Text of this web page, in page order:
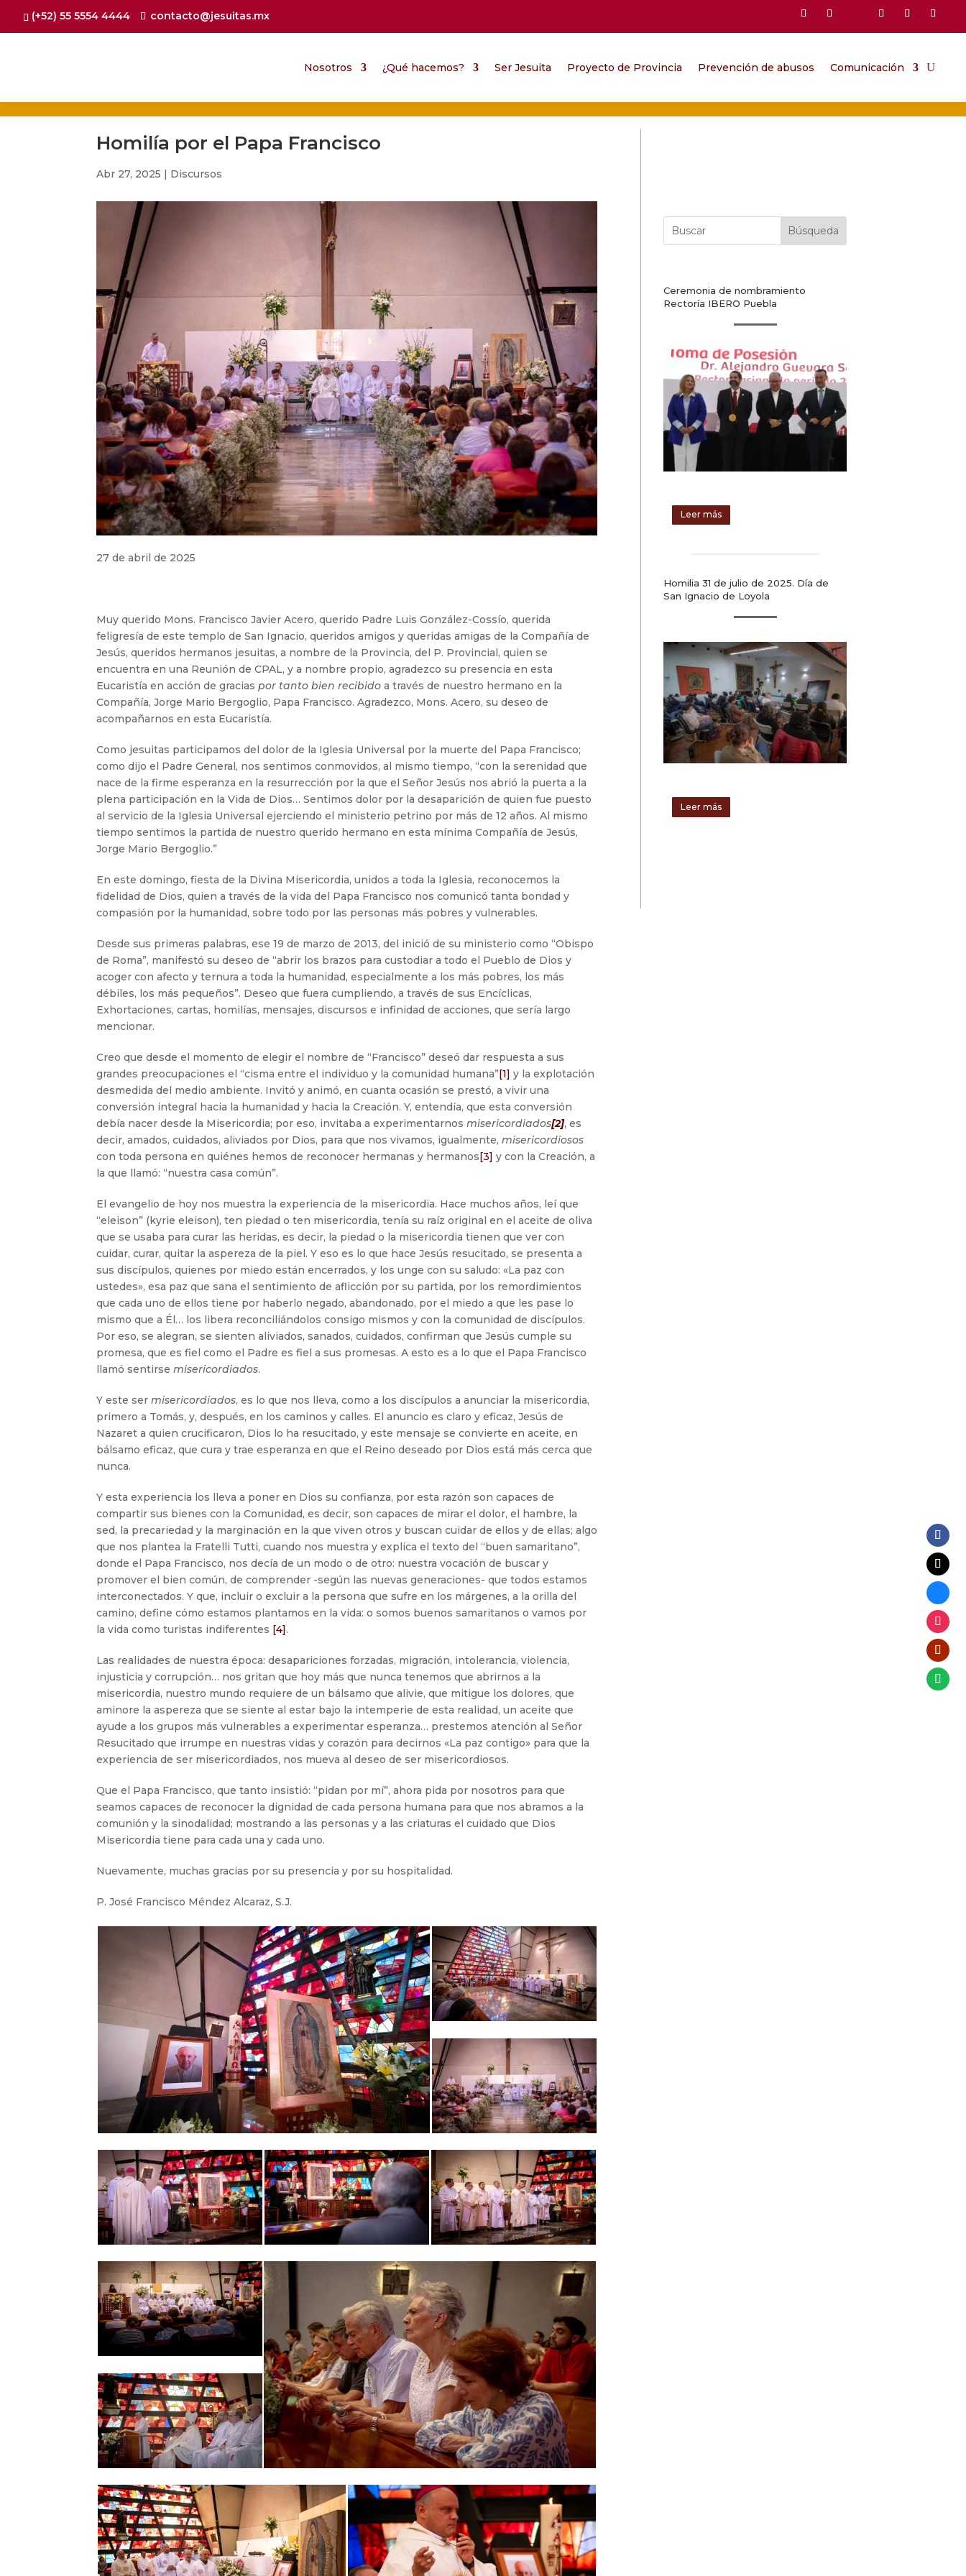
(+52) 55 5554 4444 contacto@jesuitas.mx
Nosotros ¿Qué hacemos? Ser Jesuita Proyecto de Provincia Prevención de abusos Comunicación
Homilía por el Papa Francisco
Abr 27, 2025 | Discursos
27 de abril de 2025
Muy querido Mons. Francisco Javier Acero, querido Padre Luis González-Cossío, querida
feligresía de este templo de San Ignacio, queridos amigos y queridas amigas de la Compañía de
Jesús, queridos hermanos jesuitas, a nombre de la Provincia, del P. Provincial, quien se
encuentra en una Reunión de CPAL, y a nombre propio, agradezco su presencia en esta
Eucaristía en acción de graciaspor tanto bien recibido a través de nuestro hermano en la
Compañía, Jorge Mario Bergoglio, Papa Francisco. Agradezco, Mons. Acero, su deseo de
acompañarnos en esta Eucaristía.
Como jesuitas participamos del dolor de la Iglesia Universal por la muerte del Papa Francisco;
como dijo el Padre General, nos sentimos conmovidos, al mismo tiempo, “con la serenidad que
nace de la firme esperanza en la resurrección por la que el Señor Jesús nos abrió la puerta a la
plena participación en la Vida de Dios… Sentimos dolor por la desaparición de quien fue puesto
al servicio de la Iglesia Universal ejerciendo el ministerio petrino por más de 12 años. Al mismo
tiempo sentimos la partida de nuestro querido hermano en esta mínima Compañía de Jesús,
Jorge Mario Bergoglio.”
En este domingo, fiesta de la Divina Misericordia, unidos a toda la Iglesia, reconocemos la
fidelidad de Dios, quien a través de la vida del Papa Francisco nos comunicó tanta bondad y
compasión por la humanidad, sobre todo por las personas más pobres y vulnerables.
Desde sus primeras palabras, ese 19 de marzo de 2013, del inició de su ministerio como “Obispo
de Roma”, manifestó su deseo de “abrir los brazos para custodiar a todo el Pueblo de Dios y
acoger con afecto y ternura a toda la humanidad, especialmente a los más pobres, los más
débiles, los más pequeños”. Deseo que fuera cumpliendo, a través de sus Encíclicas,
Exhortaciones, cartas, homilías, mensajes, discursos e infinidad de acciones, que sería largo
mencionar.
Creo que desde el momento de elegir el nombre de “Francisco” deseó dar respuesta a sus
grandes preocupaciones el “cisma entre el individuo y la comunidad humana”[1] y la explotación
desmedida del medio ambiente. Invitó y animó, en cuanta ocasión se prestó, a vivir una
conversión integral hacia la humanidad y hacia la Creación. Y, entendía, que esta conversión
debía nacer desde la Misericordia; por eso, invitaba a experimentarnosmisericordiados[2], es
decir, amados, cuidados, aliviados por Dios, para que nos vivamos, igualmente,misericordiosos
con toda persona en quiénes hemos de reconocer hermanas y hermanos[3] y con la Creación, a
la que llamó: “nuestra casa común”.
El evangelio de hoy nos muestra la experiencia de la misericordia. Hace muchos años, leí que
“eleison” (kyrie eleison), ten piedad o ten misericordia, tenía su raíz original en el aceite de oliva
que se usaba para curar las heridas, es decir, la piedad o la misericordia tienen que ver con
cuidar, curar, quitar la aspereza de la piel. Y eso es lo que hace Jesús resucitado, se presenta a
sus discípulos, quienes por miedo están encerrados, y los unge con su saludo: «La paz con
ustedes», esa paz que sana el sentimiento de aflicción por su partida, por los remordimientos
que cada uno de ellos tiene por haberlo negado, abandonado, por el miedo a que les pase lo
mismo que a Él… los libera reconciliándolos consigo mismos y con la comunidad de discípulos.
Por eso, se alegran, se sienten aliviados, sanados, cuidados, confirman que Jesús cumple su
promesa, que es fiel como el Padre es fiel a sus promesas. A esto es a lo que el Papa Francisco
llamó sentirsemisericordiados.
Y este sermisericordiados, es lo que nos lleva, como a los discípulos a anunciar la misericordia,
primero a Tomás, y, después, en los caminos y calles. El anuncio es claro y eficaz, Jesús de
Nazaret a quien crucificaron, Dios lo ha resucitado, y este mensaje se convierte en aceite, en
bálsamo eficaz, que cura y trae esperanza en que el Reino deseado por Dios está más cerca que
nunca.
Y esta experiencia los lleva a poner en Dios su confianza, por esta razón son capaces de
compartir sus bienes con la Comunidad, es decir, son capaces de mirar el dolor, el hambre, la
sed, la precariedad y la marginación en la que viven otros y buscan cuidar de ellos y de ellas; algo
que nos plantea la Fratelli Tutti, cuando nos muestra y explica el texto del “buen samaritano”,
donde el Papa Francisco, nos decía de un modo o de otro: nuestra vocación de buscar y
promover el bien común, de comprender -según las nuevas generaciones- que todos estamos
interconectados. Y que, incluir o excluir a la persona que sufre en los márgenes, a la orilla del
camino, define cómo estamos plantamos en la vida: o somos buenos samaritanos o vamos por
la vida como turistas indiferentes [4].
Las realidades de nuestra época: desapariciones forzadas, migración, intolerancia, violencia,
injusticia y corrupción… nos gritan que hoy más que nunca tenemos que abrirnos a la
misericordia, nuestro mundo requiere de un bálsamo que alivie, que mitigue los dolores, que
aminore la aspereza que se siente al estar bajo la intemperie de esta realidad, un aceite que
ayude a los grupos más vulnerables a experimentar esperanza… prestemos atención al Señor
Resucitado que irrumpe en nuestras vidas y corazón para decirnos «La paz contigo» para que la
experiencia de ser misericordiados, nos mueva al deseo de ser misericordiosos.
Que el Papa Francisco, que tanto insistió: “pidan por mí”, ahora pida por nosotros para que
seamos capaces de reconocer la dignidad de cada persona humana para que nos abramos a la
comunión y la sinodalidad; mostrando a las personas y a las criaturas el cuidado que Dios
Misericordia tiene para cada una y cada uno.
Nuevamente, muchas gracias por su presencia y por su hospitalidad.
P. José Francisco Méndez Alcaraz, S.J.
Ceremonia de nombramiento
Rectoría IBERO Puebla
Leer más
Homilia 31 de julio de 2025. Día de
San Ignacio de Loyola
Leer más